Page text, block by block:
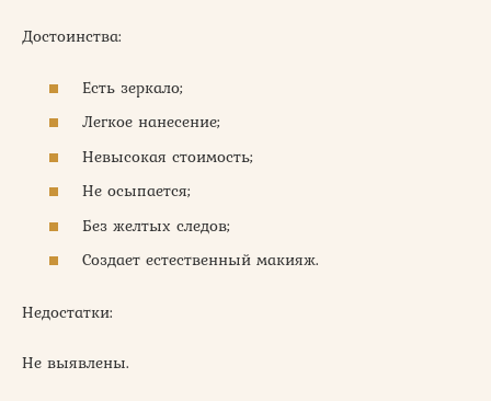
Достоинства:
Есть зеркало;
Легкое нанесение;
Невысокая стоимость;
Не осыпается;
Без желтых следов;
Создает естественный макияж.
Недостатки:
Не выявлены.